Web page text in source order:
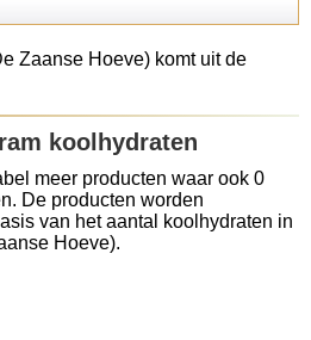
Zaanse Hoeve) komt uit de
koolhydraten
meer producten waar ook 0
De producten worden
van het aantal koolhydraten in
Hoeve).